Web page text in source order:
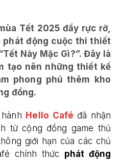
Tết 2025 đầy rực rỡ,
phát động cuộc thi thiết
Này Mặc Gì?”. Đây là
tạo nên những thiết kế
phong phú thêm kho
đồng.
Hello Café đã nhận
từ cộng đồng game thủ
giới hạn của các chủ
chính thức phát động